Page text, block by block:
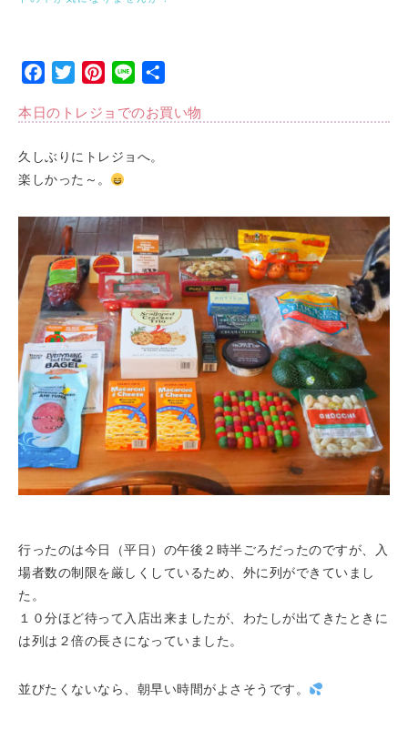
Facebook
TwitterPinterest
Line
本日のトレジョでのお買い物
久しぶりにトレジョへ。
楽しかった～。
行ったのは今日（平日）の午後２時半ごろだったのですが、入
場者数の制限を厳しくしているため、外に列ができていまし
た。
１０分ほど待って入店出来ましたが、わたしが出てきたときに
は列は２倍の長さになっていました。
並びたくないなら、朝早い時間がよさそうです。